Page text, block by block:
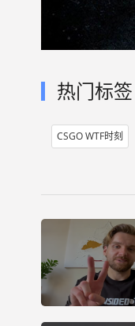
热门标签
CSGO WTF时刻